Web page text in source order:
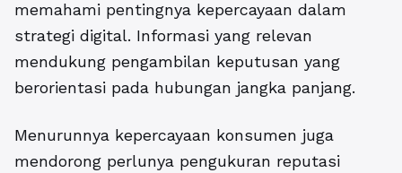
memahami pentingnya kepercayaan dalam
strategi digital. Informasi yang relevan
mendukung pengambilan keputusan yang
berorientasi pada hubungan jangka panjang.
Menurunnya kepercayaan konsumen juga
mendorong perlunya pengukuran reputasi